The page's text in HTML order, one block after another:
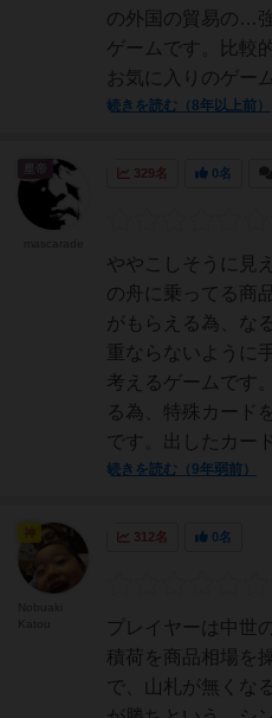
の外国の貿易の…
ゲームです。比較
お気に入りのゲー
続きを読む（8年以上前）
329名 0名
ややこしそうに見
の舟に乗ってる商
がもらえる為、な
重ならないように
考えるゲームです
る為、特殊カード
です。出したカー
続きを読む（9年弱前）
312名 0名
プレイヤーは中世
積荷を商品相場を
で、山札が無くな
神